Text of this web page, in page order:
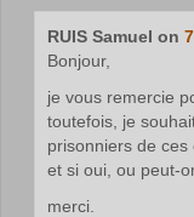
RUIS Samuel on
Bonjour,
je vous remercie
toutefois, je
prisonniers de ces
et si oui, ou peut-
merci.